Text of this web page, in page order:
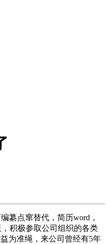
点窜替代，简历word，
积极参取公司组织的各类
为准绳，来公司曾经有5年